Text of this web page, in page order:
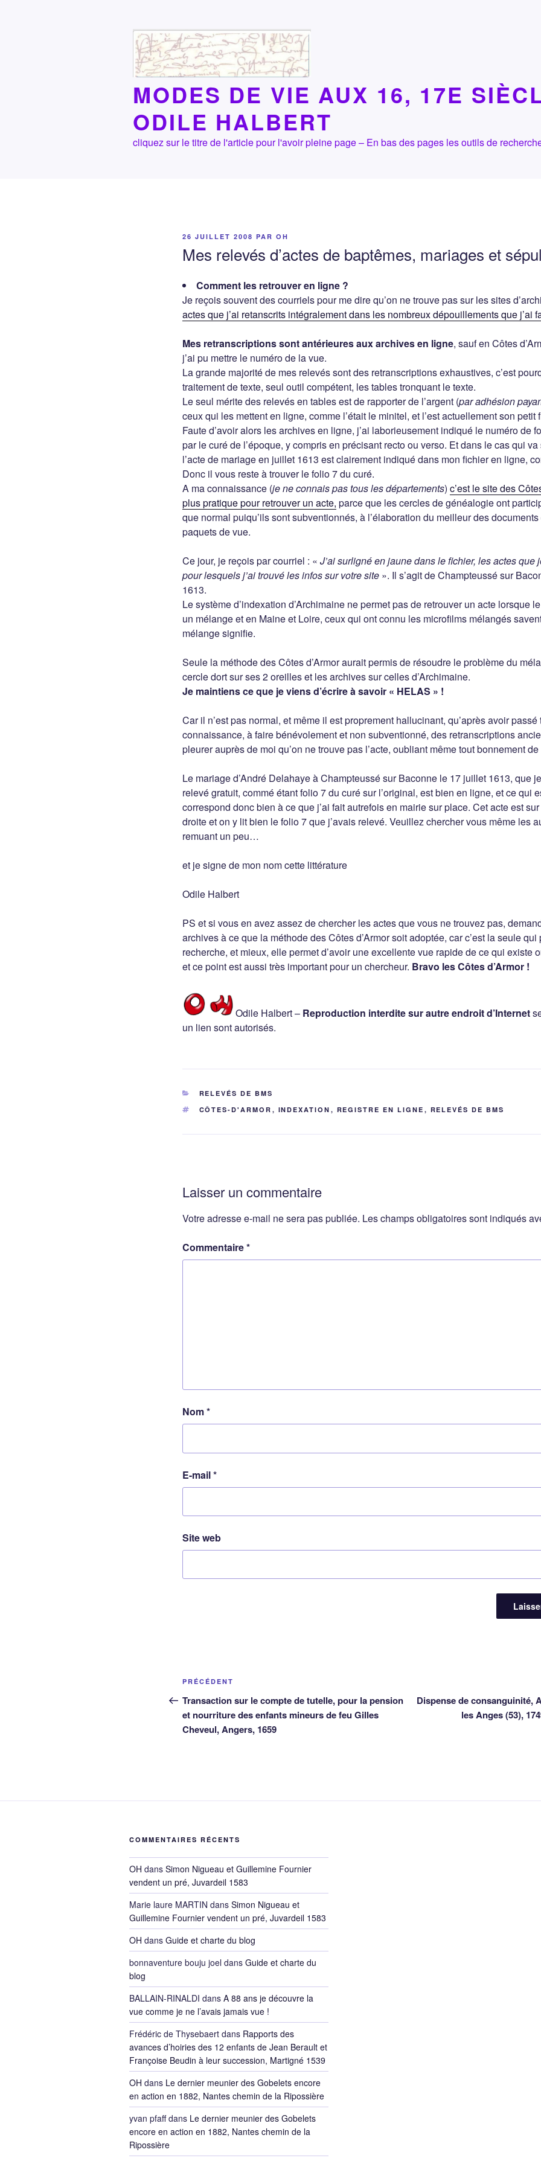
MODES DE VIE AUX 16, 17E
ODILE HALBERT
cliquez sur le titre de l'article pour l'avoir pleine page – En bas des pages les outils de
PUBLIÉ
26 JUILLET 2008 PAR OH
Mes relevés d’actes de baptêmes, mariages et
Comment les retrouver en ligne ?
Je reçois souvent des courriels pour me dire qu’on ne trouve pas sur les sites
actes que j’ai retanscrits intégralement dans les nombreux dépouillements que j’ai
Mes retranscriptions sont antérieures aux archives en ligne, sauf en Côtes
j’ai pu mettre le numéro de la vue.
La grande majorité de mes relevés sont des retranscriptions exhaustives, c’est
traitement de texte, seul outil compétent, les tables tronquant le texte.
Le seul mérite des relevés en tables est de rapporter de l’argent (par adhésion
ceux qui les mettent en ligne, comme l’était le minitel, et l’est actuellement son petit
Faute d’avoir alors les archives en ligne, j’ai laborieusement indiqué le numéro de
par le curé de l’époque, y compris en précisant recto ou verso. Et dans le cas qui
l’acte de mariage en juillet 1613 est clairement indiqué dans mon fichier en ligne,
Donc il vous reste à trouver le folio 7 du curé.
A ma connaissance (je ne connais pas tous les départements) c’est le site des
plus pratique pour retrouver un acte, parce que les cercles de généalogie ont
que normal puiqu’ils sont subventionnés, à l’élaboration du meilleur des documents
paquets de vue.
Ce jour, je reçois par courriel : « J’ai surligné en jaune dans le fichier, les actes que
pour lesquels j’ai trouvé les infos sur votre site ». Il s’agit de Champteussé sur
1613.
Le système d’indexation d’Archimaine ne permet pas de retrouver un acte lorsque
un mélange et en Maine et Loire, ceux qui ont connu les microfilms mélangés
mélange signifie.
Seule la méthode des Côtes d’Armor aurait permis de résoudre le problème du
cercle dort sur ses 2 oreilles et les archives sur celles d’Archimaine.
Je maintiens ce que je viens d’écrire à savoir « HELAS » !
Car il n’est pas normal, et même il est proprement hallucinant, qu’après avoir
connaissance, à faire bénévolement et non subventionné, des retranscriptions
pleurer auprès de moi qu’on ne trouve pas l’acte, oubliant même tout bonnement
Le mariage d’André Delahaye à Champteussé sur Baconne le 17 juillet 1613, que
relevé gratuit, commé étant folio 7 du curé sur l’original, est bien en ligne, et ce qui
correspond donc bien à ce que j’ai fait autrefois en mairie sur place. Cet acte est
droite et on y lit bien le folio 7 que j’avais relevé. Veuillez chercher vous même les
remuant un peu…
et je signe de mon nom cette littérature
Odile Halbert
PS et si vous en avez assez de chercher les actes que vous ne trouvez pas,
archives à ce que la méthode des Côtes d’Armor soit adoptée, car c’est la seule qui
recherche, et mieux, elle permet d’avoir une excellente vue rapide de ce qui existe
et ce point est aussi très important pour un chercheur. Bravo les Côtes d’Armor !
Odile Halbert – Reproduction interdite sur autre endroit d’Internet
un lien sont autorisés.
CATÉGORIES
RELEVÉS DE BMS
ÉTIQUETTES
CÔTES-D'ARMOR , INDEXATION , REGISTRE EN LIGNE , RELEVÉS DE BMS
Laisser un commentaire
Votre adresse e-mail ne sera pas publiée. Les champs obligatoires sont indiqués
Commentaire*
Nom*
E-mail*
Site web
Navigation
de
l’article
Article
précédent
PRÉCÉDENT
Transaction sur le compte de tutelle, pour la pension
et nourriture des enfants mineurs de feu Gilles
Cheveul, Angers, 1659
Dispense de consanguinité,
les Anges (53),
COMMENTAIRES RÉCENTS
OH dans Simon Nigueau et Guillemine Fournier
vendent un pré, Juvardeil 1583
Marie laure MARTIN dans Simon Nigueau et
Guillemine Fournier vendent un pré, Juvardeil 1583
OH dans Guide et charte du blog
bonnaventure bouju joel dans Guide et charte du
blog
BALLAIN-RINALDI dans A 88 ans je découvre la
vue comme je ne l’avais jamais vue !
Frédéric de Thysebaert dans Rapports des
avances d’hoiries des 12 enfants de Jean Berault et
Françoise Beudin à leur succession, Martigné 1539
OH dans Le dernier meunier des Gobelets encore
en action en 1882, Nantes chemin de la Ripossière
yvan pfaffdans Le dernier meunier des Gobelets
encore en action en 1882, Nantes chemin de la
Ripossière